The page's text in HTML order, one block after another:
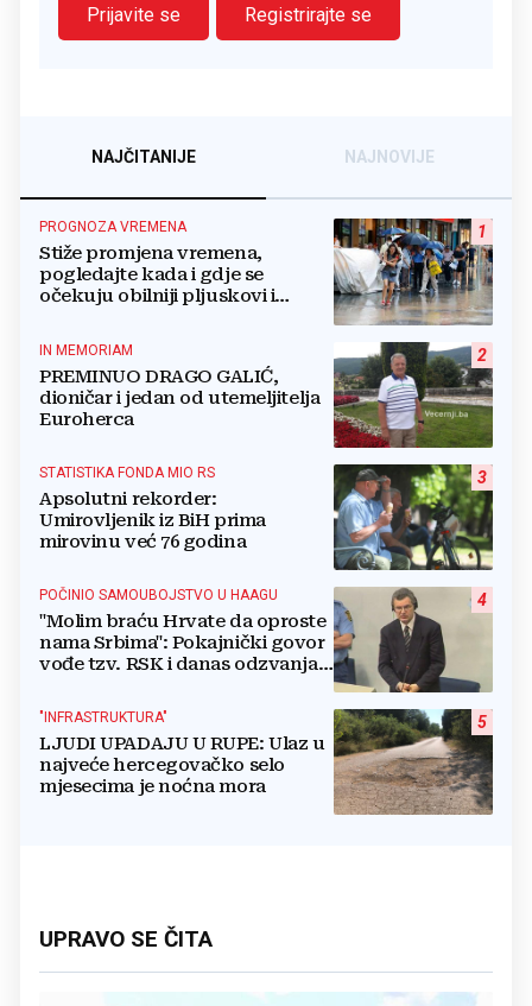
Prijavite se
Registrirajte se
NAJČITANIJE NAJNOVIJE
1
PROGNOZA VREMENA
Stiže promjena vremena,
pogledajte kada i gdje se
očekuju obilniji pljuskovi i
2
IN MEMORIAM
PREMINUO DRAGO GALIĆ,
dioničar i jedan od utemeljitelja
Euroherca
3
STATISTIKA FONDA MIO RS
Apsolutni rekorder:
Umirovljenik iz BiH prima
mirovinu već 76 godina
4
POČINIO SAMOUBOJSTVO U HAAGU
"Molim braću Hrvate da oproste
nama Srbima": Pokajnički govor
vođe tzv. RSK i danas odzvanja
5
"INFRASTRUKTURA"
LJUDI UPADAJU U RUPE: Ulaz u
najveće hercegovačko selo
mjesecima je noćna mora
UPRAVO SE ČITA